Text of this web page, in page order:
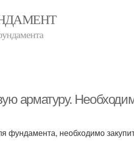
арматуру.
фундамента, необходимо